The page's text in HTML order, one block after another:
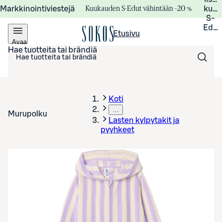
Markkinointiviestejä Kuukauden S-Edut vähintään –20 %
S-
Avaa
valikko
Etusivu
Hae tuotteita tai brändiä
Murupolku
Koti
…
Lasten kylpytakit ja
pyyhkeet